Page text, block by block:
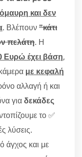
και δεν
. Βλέπουν"κάτι
πελάτη. Η
Ευρώ έχει βάση,
με κεφαλή
αλλαγή ή και
γιαδεκάδες
το ✅
λύσεις.
άγχος και με